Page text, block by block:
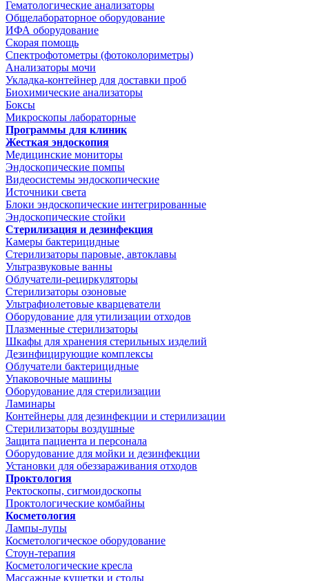
Гематологические анализаторы
Общелабораторное оборудование
ИФА оборудование
Скорая помощь
Спектрофотометры (фотоколориметры)
Анализаторы мочи
Укладка-контейнер для доставки проб
Биохимические анализаторы
Боксы
Микроскопы лабораторные
Программы для клиник
Жесткая эндоскопия
Медицинские мониторы
Эндоскопические помпы
Видеосистемы эндоскопические
Источники света
Блоки эндоскопические интегрированные
Эндоскопические стойки
Стерилизация и дезинфекция
Камеры бактерицидные
Стерилизаторы паровые, автоклавы
Ультразвуковые ванны
Облучатели-рециркуляторы
Стерилизаторы озоновые
Ультрафиолетовые кварцеватели
Оборудование для утилизации отходов
Плазменные стерилизаторы
Шкафы для хранения стерильных изделий
Дезинфицирующие комплексы
Облучатели бактерицидные
Упаковочные машины
Оборудование для стерилизации
Ламинары
Контейнеры для дезинфекции и стерилизации
Стерилизаторы воздушные
Защита пациента и персонала
Оборудование для мойки и дезинфекции
Установки для обеззараживания отходов
Проктология
Ректоскопы, сигмоидоскопы
Проктологические комбайны
Косметология
Лампы-лупы
Косметологическое оборудование
Стоун-терапия
Косметологические кресла
Массажные кушетки и столы